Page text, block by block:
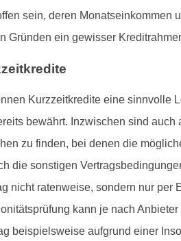
sein, deren
Gründen ein gewisser
Kurzzeitkredite eine sinnvolle
bewährt. Inzwischen sind
zu finden, bei denen die
die sonstigen
nicht ratenweise, sondern nur
kann je nach
beispielsweise aufgrund einer